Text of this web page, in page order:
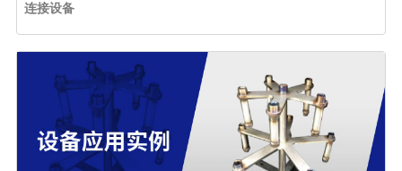
连接设备